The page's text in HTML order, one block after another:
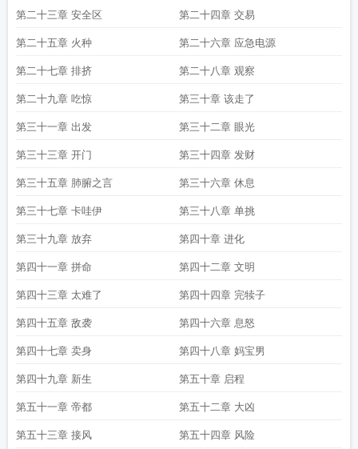
第二十三章 安全区 第二十四章 交易
第二十五章 火种 第二十六章 应急电源
第二十七章 排挤 第二十八章 观察
第二十九章 吃惊 第三十章 该走了
第三十一章 出发 第三十二章 眼光
第三十三章 开门 第三十四章 发财
第三十五章 肺腑之言 第三十六章 休息
第三十七章 卡哇伊 第三十八章 单挑
第三十九章 放弃 第四十章 进化
第四十一章 拼命 第四十二章 文明
第四十三章 太难了 第四十四章 完犊子
第四十五章 敌袭 第四十六章 息怒
第四十七章 卖身 第四十八章 妈宝男
第四十九章 新生 第五十章 启程
第五十一章 帝都 第五十二章 大凶
第五十三章 接风 第五十四章 风险